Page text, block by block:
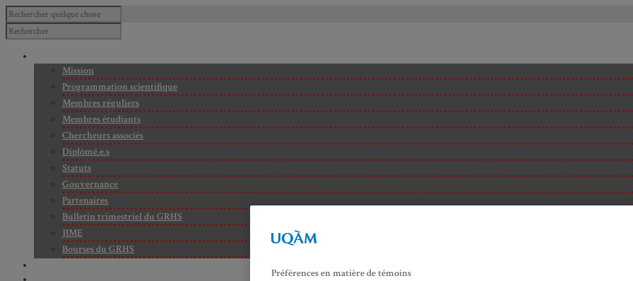
Mission
Programmation scientifique
Membres réguliers
Membres étudiants
Chercheurs associés
Diplômé.e.s
Statuts
Gouvernance
Partenaires
Bulletin trimestriel du GRHS
JIME
Bourses du GRHS
Préférences en matière de témoins